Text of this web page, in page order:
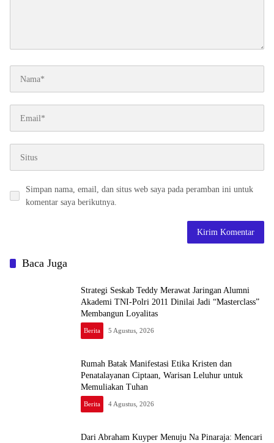
Simpan nama, email, dan situs web saya pada peramban ini untuk
komentar saya berikutnya.
Baca Juga
Strategi Seskab Teddy Merawat Jaringan Alumni
Akademi TNI-Polri 2011 Dinilai Jadi “Masterclass”
Membangun Loyalitas
Berita 5 Agustus, 2026
Rumah Batak Manifestasi Etika Kristen dan
Penatalayanan Ciptaan, Warisan Leluhur untuk
Memuliakan Tuhan
Berita 4 Agustus, 2026
Dari Abraham Kuyper Menuju Na Pinaraja: Mencari